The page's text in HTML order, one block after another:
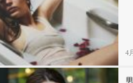
セックスライフ
不倫・だめ男
4